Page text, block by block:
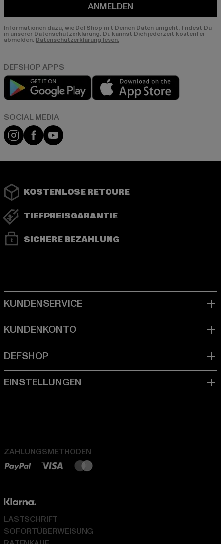
ANMELDEN
Informationen dazu, wie DefShop mit Deinen Daten umgeht, findest Du
in unserer Datenschutzerklärung. Du kannst Dich jederzeit kostenfei
abmelden. Datenschutzerklärung lesen.
Play market
Instagram
FacebookYouTube
KOSTENLOSE RETOURE
TIEFPREISGARANTIE
SICHERE BEZAHLUNG
ZAHLUNGSMETHODEN
LASTSCHRIFT
SOFORTÜBERWEISUNG